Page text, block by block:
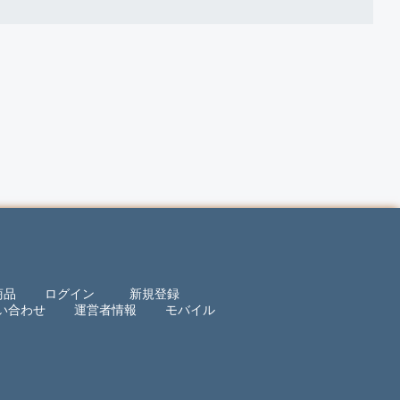
品 ログイン
新規登録
合わせ
運営者情報 モバイル